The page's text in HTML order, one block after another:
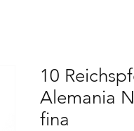
10
Alemania
fina